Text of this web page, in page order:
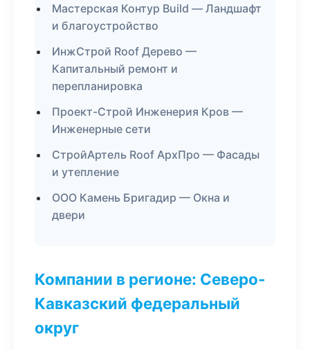
Мастерская Контур Build — Ландшафт
и благоустройство
ИнжСтрой Roof Дерево —
Капитальный ремонт и
перепланировка
Проект-Строй Инженерия Кров —
Инженерные сети
СтройАртель Roof АрхПро — Фасады
и утепление
ООО Камень Бригадир — Окна и
двери
Компании в регионе: Северо-
Кавказский федеральный
округ